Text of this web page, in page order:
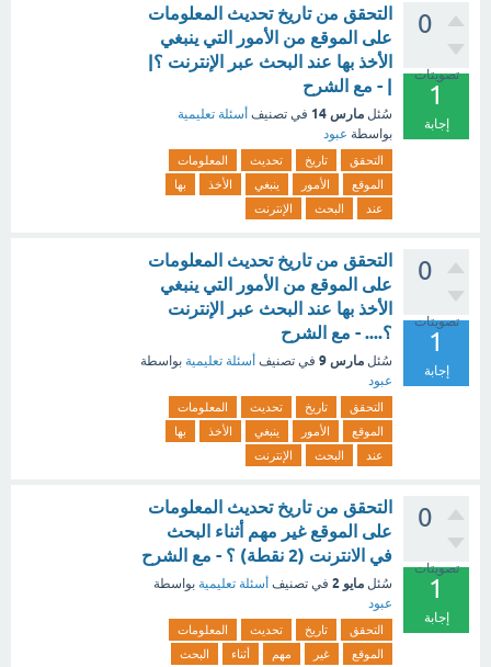
0
تصويتات
1
إجابة
التحقق من تاريخ تحديث المعلومات
على الموقع من الأمور التي ينبغي
الأخذ بها عند البحث عبر الإنترنت ؟|
| - مع الشرح
سُئل مارس 14 في تصنيف أسئلة تعليمية
بواسطة عبود
التحقق تاريخ تحديث
المعلومات
الموقع
الأمور ينبغي الأخذ
بها
عند
البحث الإنترنت
0
تصويتات
1
إجابة
التحقق من تاريخ تحديث المعلومات
على الموقع من الأمور التي ينبغي
الأخذ بها عند البحث عبر الإنترنت
؟.... - مع الشرح
سُئل مارس 9 في تصنيف أسئلة تعليمية بواسطة
عبود
التحقق تاريخ تحديث
المعلومات
الموقع
الأمور ينبغي الأخذ
بها
عند
البحث الإنترنت
0
تصويتات
1
إجابة
التحقق من تاريخ تحديث المعلومات
على الموقع غير مهم أثناء البحث
في الانترنت (2 نقطة) ؟ - مع الشرح
سُئل مايو 2 في تصنيف أسئلة تعليمية بواسطة
عبود
التحقق تاريخ تحديث
المعلومات
الموقع
غير مهم أثناء
البحث